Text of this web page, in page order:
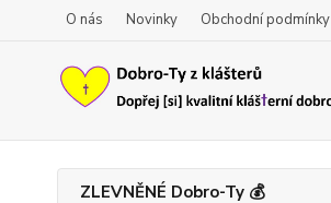
O nás Novinky Obchodní podmínky
ZLEVNĚNÉ Dobro-Ty 💰